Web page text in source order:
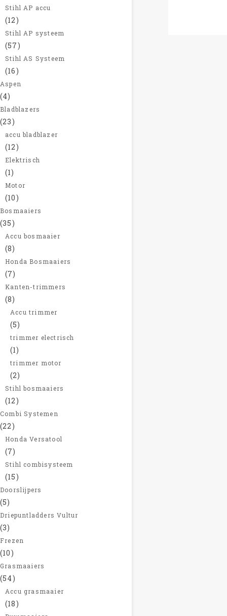
Stihl AP accu
(12)
Stihl AP systeem
(57)
Stihl AS Systeem
(16)
Aspen
(4)
Bladblazers
(23)
accu bladblazer
(12)
Elektrisch
(1)
Motor
(10)
Bosmaaiers
(35)
Accu bosmaaier
(8)
Honda Bosmaaiers
(7)
Kanten-trimmers
(8)
Accu trimmer
(5)
trimmer electrisch
(1)
trimmer motor
(2)
Stihl bosmaaiers
(12)
Combi Systemen
(22)
Honda Versatool
(7)
Stihl combisysteem
(15)
Doorslijpers
(5)
Driepuntladders Vultur
(3)
Frezen
(10)
Grasmaaiers
(54)
Accu grasmaaier
(18)